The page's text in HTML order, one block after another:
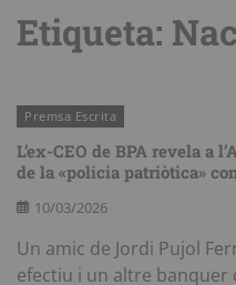
Etiqueta:
Premsa Escrita
L’ex-CEO de BPA revela a
de la «policia patriòtica»
10/03/2026
Un amic de Jordi Pujol
efectiu i un altre banquer